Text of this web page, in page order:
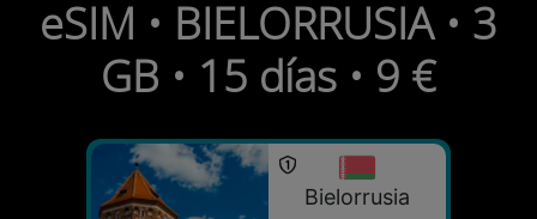
eSIM • BIELORRUSIA • 3
GB • 15 días • 9 €
Bielorrusia